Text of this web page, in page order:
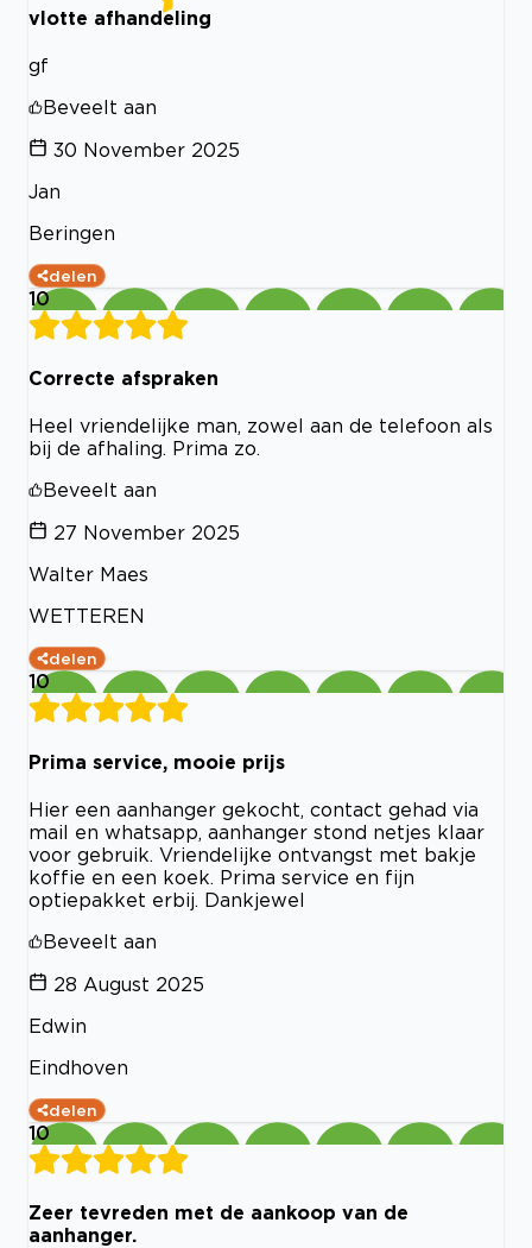
vlotte afhandeling
gf
Beveelt aan
30 November 2025
Jan
Beringen
delen
10
Correcte afspraken
Heel vriendelijke man, zowel aan de telefoon als
bij de afhaling. Prima zo.
Beveelt aan
27 November 2025
Walter Maes
WETTEREN
delen
10
Prima service, mooie prijs
Hier een aanhanger gekocht, contact gehad via
mail en whatsapp, aanhanger stond netjes klaar
voor gebruik. Vriendelijke ontvangst met bakje
koffie en een koek. Prima service en fijn
optiepakket erbij. Dankjewel
Beveelt aan
28 August 2025
Edwin
Eindhoven
delen
10
Zeer tevreden met de aankoop van de
aanhanger.